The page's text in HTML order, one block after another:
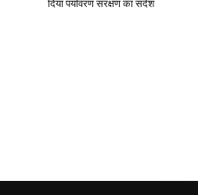
दिया पर्यावरण संरक्षण का संदेश